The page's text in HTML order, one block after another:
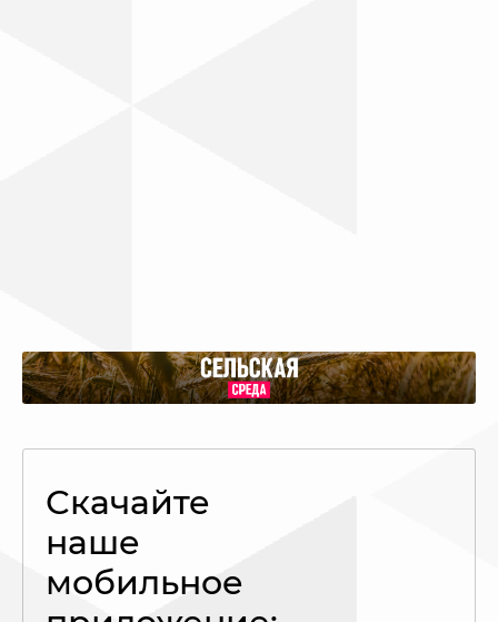
Скачайте
наше
мобильное